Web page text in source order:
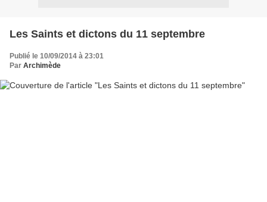
Les Saints et dictons du 11 septembre
Publié le 10/09/2014 à 23:01
Par Archimède